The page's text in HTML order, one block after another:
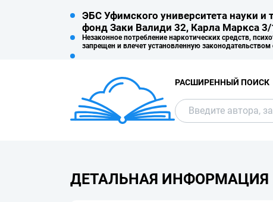
ЭБС Уфимского университета науки и
фонд Заки Валиди 32, Карла Маркса 3/
Незаконное потребление наркотических средств,
запрещен и влечет установленную законодательством
РАСШИРЕННЫЙ ПОИСК
ДЕТАЛЬНАЯ ИНФОРМАЦИЯ